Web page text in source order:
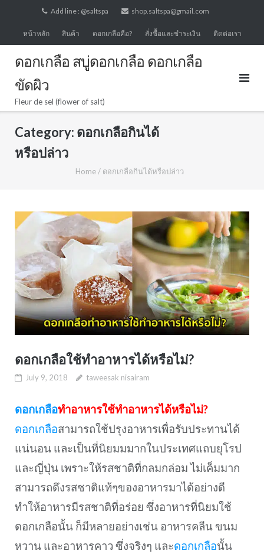
content
Add line : @saltspa shop.saltspa@gmail.com
หน้าหลัก สินค้า ดอกเกลือคือ? สั่งซื้อและชำระเงิน ติดต่อเรา
ดอกเกลือ สบู่ดอกเกลือ ดอกเกลือ
ขัดผิว
Fleur de sel (flower of salt)
Category: ดอกเกลือกินได้
หรือปล่าว
Home/ ดอกเกลือกินได้หรือปล่าว
ดอกเกลือใช้ทำอาหารได้หรือไม่?
July 9, 2018 taweesak nisairam
ดอกเกลือทำอาหารใช้ทำอาหารได้หรือไม่?
ดอกเกลือสามารถใช้ปรุงอาหารเพื่อรับประทานได้
แน่นอน และเป็นที่นิยมมมากในประเทศแถบยุโรป
และญี่ปุ่น เพราะให้รสชาติที่กลมกล่อม ไม่เค็มมาก
สามารถดึงรสชาติแท้ๆของอาหารมาได้อย่างดี
ทำให้อาหารมีรสชาติที่อร่อย ซึ่งอาหารที่นิยมใช้
ดอกเกลือนั้น ก็มีหลายอย่างเช่น อาหารคลีน ขนม
หวาน และอาหารคาว ซึ่งจริงๆ และดอกเกลือนั้น